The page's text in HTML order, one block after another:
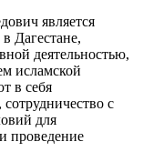
является
Дагестане,
деятельностью,
исламской
в себя
с
для
проведение